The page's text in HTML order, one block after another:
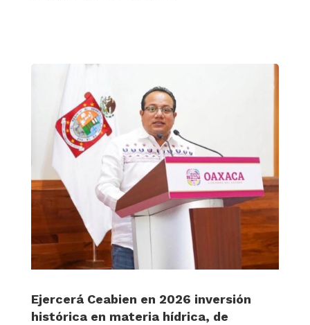
Ejercerá Ceabien en 2026 inversión
histórica en materia hídrica, de